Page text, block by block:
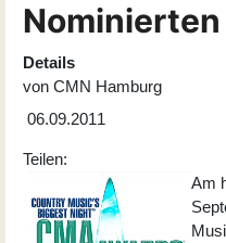
Nominierten
Details
von CMN Hamburg
06.09.2011
Teilen:
Am